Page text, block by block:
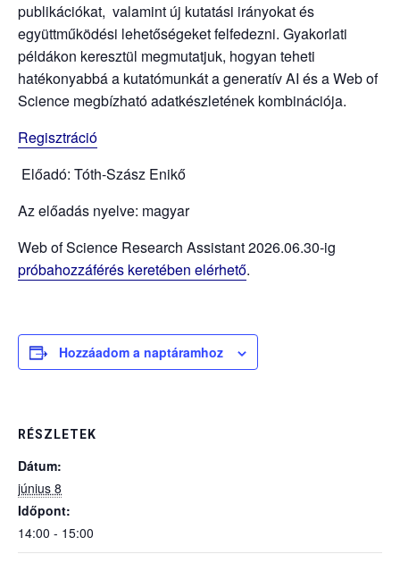
publikációkat, valamint új kutatási irányokat és
együttműködési lehetőségeket felfedezni. Gyakorlati
példákon keresztül megmutatjuk, hogyan teheti
hatékonyabbá a kutatómunkát a generatív AI és a Web of
Science megbízható adatkészletének kombinációja.
Regisztráció
Előadó: Tóth-Szász Enikő
Az előadás nyelve: magyar
Web of Science Research Assistant 2026.06.30-ig
próbahozzáférés keretében elérhető.
Hozzáadom a naptáramhoz
RÉSZLETEK
Dátum:
június 8
Időpont:
14:00 - 15:00